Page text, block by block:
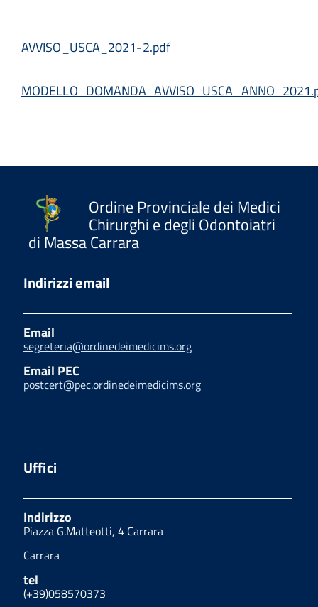
AVVISO_USCA_2021-2.pdf
Ordine Provinciale dei Medici
Chirurghi e degli Odontoiatri
di Massa Carrara
Indirizzi email
Email
segreteria@ordinedeimedicims.org
Email PEC
postcert@pec.ordinedeimedicims.org
Uffici
Indirizzo
Piazza G.Matteotti, 4 Carrara
Carrara
tel
(+39)058570373